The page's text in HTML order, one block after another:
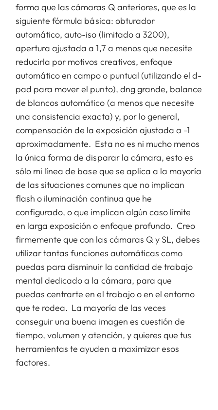
forma que las cámaras Q anteriores, que es la
siguiente fórmula básica: obturador
automático, auto-iso (limitado a 3200),
apertura ajustada a 1,7 a menos que necesite
reducirla por motivos creativos, enfoque
automático en campo o puntual (utilizando el d-
pad para mover el punto), dng grande, balance
de blancos automático (a menos que necesite
una consistencia exacta) y, por lo general,
compensación de la exposición ajustada a -1
aproximadamente. Esta no es ni mucho menos
la única forma de disparar la cámara, esto es
sólo mi línea de base que se aplica a la mayoría
de las situaciones comunes que no implican
flash o iluminación continua que he
configurado, o que implican algún caso límite
en larga exposición o enfoque profundo. Creo
firmemente que con las cámaras Q y SL, debes
utilizar tantas funciones automáticas como
puedas para disminuir la cantidad de trabajo
mental dedicado a la cámara, para que
puedas centrarte en el trabajo o en el entorno
que te rodea. La mayoría de las veces
conseguir una buena imagen es cuestión de
tiempo, volumen y atención, y quieres que tus
herramientas te ayuden a maximizar esos
factores.